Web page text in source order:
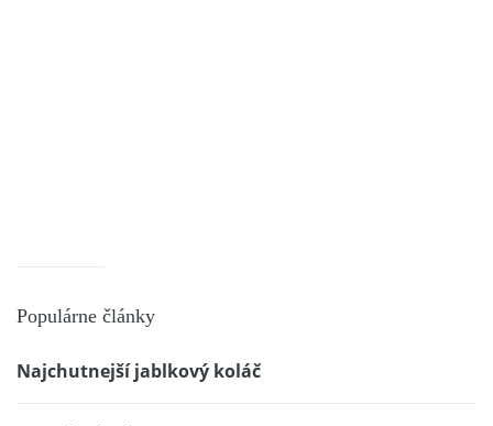
Populárne články
Najchutnejší jablkový koláč